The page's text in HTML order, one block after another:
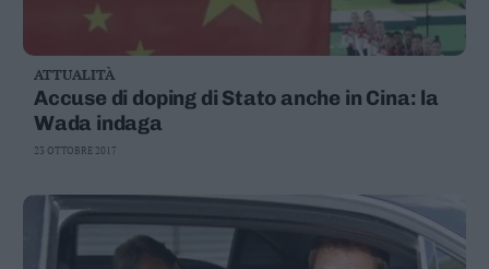
ATTUALITÀ
Accuse di doping di Stato anche in Cina: la
Wada indaga
23 OTTOBRE 2017